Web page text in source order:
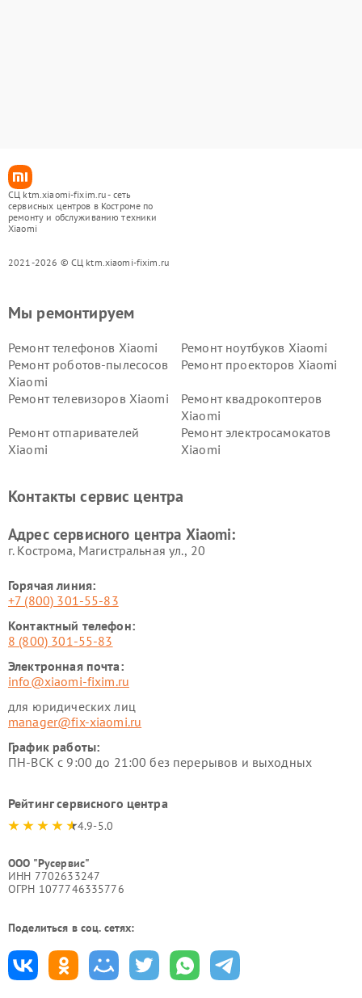
СЦ ktm.xiaomi-fixim.ru - сеть
сервисных центров в Костроме по
ремонту и обслуживанию техники
Xiaomi
2021-2026 © СЦ ktm.xiaomi-fixim.ru
Мы ремонтируем
Ремонт телефонов Xiaomi
Ремонт ноутбуков Xiaomi
Ремонт роботов-пылесосов
Xiaomi
Ремонт проекторов Xiaomi
Ремонт телевизоров Xiaomi
Ремонт квадрокоптеров
Xiaomi
Ремонт отпаривателей
Xiaomi
Ремонт электросамокатов
Xiaomi
Ремонт стиральных машин
Ремонт смарт-часов Xiaomi
Контакты сервис центра
Адрес сервисного центра Xiaomi:
г. Кострома, Магистральная ул., 20
Горячая линия:
+7 (800) 301-55-83
Контактный телефон:
8 (800) 301-55-83
Электронная почта:
info@xiaomi-fixim.ru
для юридических лиц
manager@fix-xiaomi.ru
График работы:
ПН-ВСК с 9:00 до 21:00 без перерывов и выходных
Рейтинг сервисного центра
4.9-5.0
ООО "Русервис"
ИНН 7702633247
ОГРН 1077746335776
Поделиться в соц. сетях: